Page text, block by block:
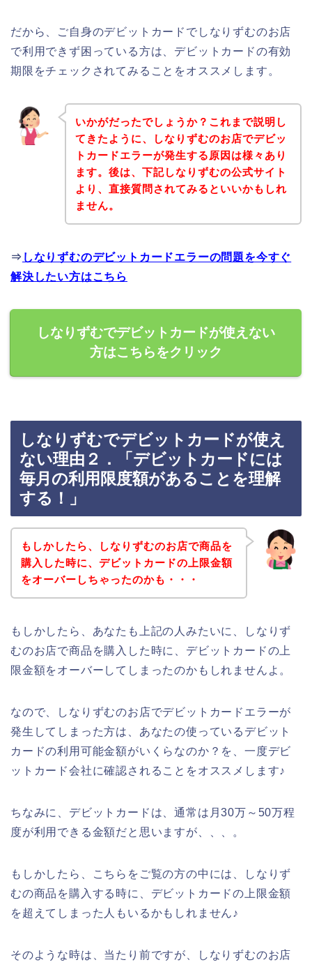
だから、ご自身のデビットカードでしなりずむのお店
で利用できず困っている方は、デビットカードの有効
期限をチェックされてみることをオススメします。
いかがだったでしょうか？これまで説明し
てきたように、しなりずむのお店でデビッ
トカードエラーが発生する原因は様々あり
ます。後は、下記しなりずむの公式サイト
より、直接質問されてみるといいかもしれ
ません。
⇒ しなりずむのデビットカードエラーの問題を今すぐ
解決したい方はこちら
しなりずむでデビットカードが使えない
方はこちらをクリック
しなりずむでデビットカードが使え
ない理由２．「デビットカードには
毎月の利用限度額があることを理解
する！」
もしかしたら、しなりずむのお店で商品を
購入した時に、デビットカードの上限金額
をオーバーしちゃったのかも・・・
もしかしたら、あなたも上記の人みたいに、しなりず
むのお店で商品を購入した時に、デビットカードの上
限金額をオーバーしてしまったのかもしれませんよ。
なので、しなりずむのお店でデビットカードエラーが
発生してしまった方は、あなたの使っているデビット
カードの利用可能金額がいくらなのか？を、一度デビ
ットカード会社に確認されることをオススメします♪
ちなみに、デビットカードは、通常は月30万～50万程
度が利用できる金額だと思いますが、、、。
もしかしたら、こちらをご覧の方の中には、しなりず
むの商品を購入する時に、デビットカードの上限金額
を超えてしまった人もいるかもしれません♪
そのような時は、当たり前ですが、しなりずむのお店